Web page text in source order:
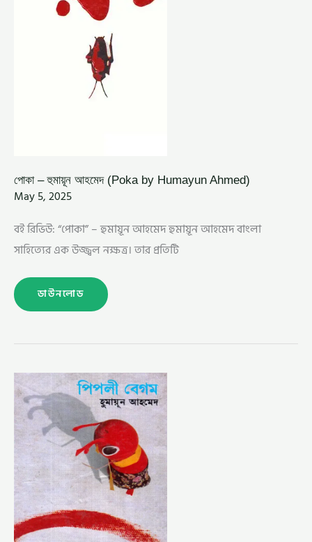
পোকা – হুমায়ূন আহমেদ (Poka by Humayun Ahmed)
May 5, 2025
বই রিভিউ: “পোকা” – হুমায়ূন আহমেদ হুমায়ূন আহমেদ বাংলা
সাহিত্যের এক উজ্জ্বল নক্ষত্র। তার প্রতিটি
ডাউনলোড
পিপলী
বেগম
–
হুমায়ূন
আহমেদ
(PIPLI
BEGUM
BY
HUMAYUN
AHMED)